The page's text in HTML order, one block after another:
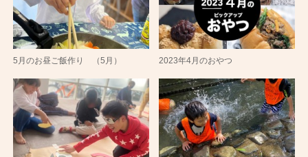
5月のお昼ご飯作り （5月） 2023年4月のおやつ